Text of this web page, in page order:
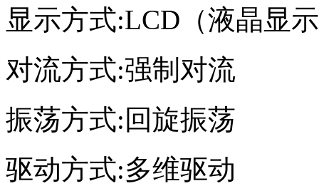
显示方式:LCD （液晶显
对流方式:强制对流
振荡方式: 回旋振荡
驱动方式:多维驱动